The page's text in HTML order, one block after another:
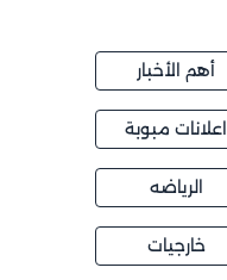
أهم الأخبار
اعلانات مبوبة
الرياضه
خارجيات